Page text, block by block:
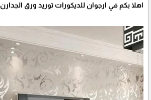
اهلا بكم في ارجوان للديكورات توريد ورق الجدارن